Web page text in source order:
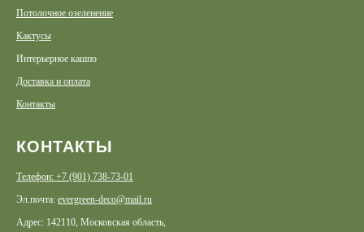
Потолочное озеленение
Кактусы
Интерьерное кашпо
Доставка и оплата
Контакты
КОНТАКТЫ
Телефон: +7 (901) 738-73-01
Эл.почта: evergreen-deco@mail.ru
Адрес: 142110, Московская область,